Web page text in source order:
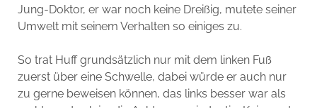
Jung-Doktor, er war noch keine Dreißig, mutete seiner
Umwelt mit seinem Verhalten so einiges zu.
So trat Huff grundsätzlich nur mit dem linken Fuß
zuerst über eine Schwelle, dabei würde er auch nur
zu gerne beweisen können, das links besser war als